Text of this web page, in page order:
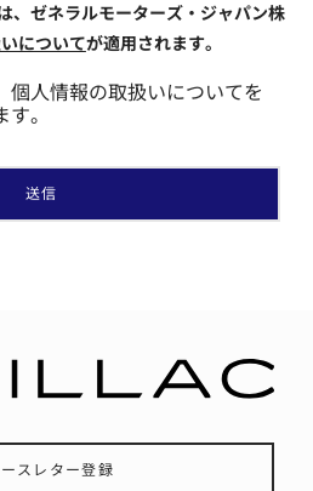
、ゼネラルモーターズ・ジャパン株
についてが適用されます。
個人情報の取扱いについてを
。
送信